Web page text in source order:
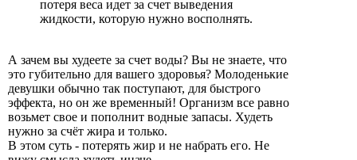
потеря веса идет за счет выведения
жидкости, которую нужно восполнять.
А зачем вы худеете за счет воды? Вы не знаете, что
это губительно для вашего здоровья? Молоденькие
девушки обычно так поступают, для быстрого
эффекта, но он же временный! Организм все равно
возьмет свое и пополнит водные запасы. Худеть
нужно за счёт жира и только.
В этом суть - потерять жир и не набрать его. Не